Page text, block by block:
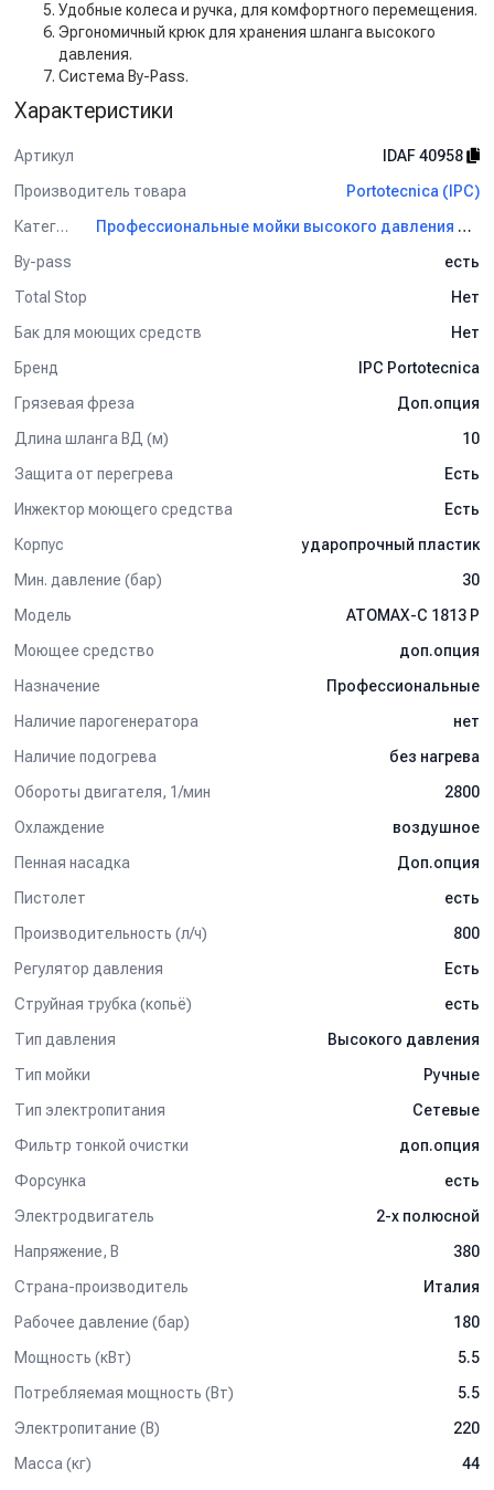
Удобные колеса и ручка, для комфортного перемещения.
Эргономичный крюк для хранения шланга высокого
давления.
Система By-Pass.
Характеристики
Артикул
IDAF 40958
Производитель товара
Portotecnica (IPC)
Категория
Профессиональные мойки высокого давления Portotecnica (IPC)
By-pass
есть
Total Stop
Нет
Бак для моющих средств
Нет
Бренд
IPC Portotecnica
Грязевая фреза
Доп.опция
Длина шланга ВД (м)
10
Защита от перегрева
Есть
Инжектор моющего средства
Есть
Корпус
ударопрочный пластик
Мин. давление (бар)
30
Модель
ATOMAX-C 1813 P
Моющее средство
доп.опция
Назначение
Профессиональные
Наличие парогенератора
нет
Наличие подогрева
без нагрева
Обороты двигателя, 1/мин
2800
Охлаждение
воздушное
Пенная насадка
Доп.опция
Пистолет
есть
Производительность (л/ч)
800
Регулятор давления
Есть
Струйная трубка (копьё)
есть
Тип давления
Высокого давления
Тип мойки
Ручные
Тип электропитания
Сетевые
Фильтр тонкой очистки
доп.опция
Форсунка
есть
Электродвигатель
2-х полюсной
Напряжение, В
380
Страна-производитель
Италия
Рабочее давление (бар)
180
Мощность (кВт)
5.5
Потребляемая мощность (Вт)
5.5
Электропитание (В)
220
Масса (кг)
44